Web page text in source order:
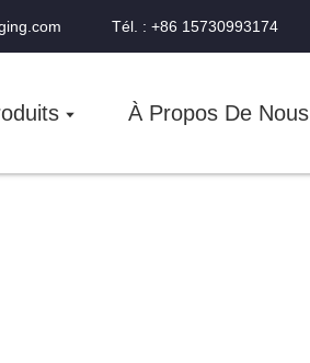
Tél. : +86 15730993174
À Propos De Nous